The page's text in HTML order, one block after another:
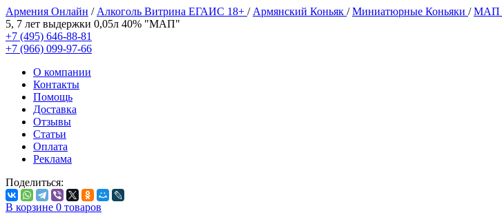
Армения Онлайн / Алкоголь Витрина ЕГАИС 18+ / Армянский Коньяк /Миниатюрные Коньяки /МАП
5, 7 лет выдержки 0,05л 40% "МАП"
+7 (495) 646-88-81
+7 (966) 099-97-66
О компании
Контакты
Помощь
Доставка
Отзывы
Статьи
Оплата
Реклама
Поделиться:
В корзине 0 товаров